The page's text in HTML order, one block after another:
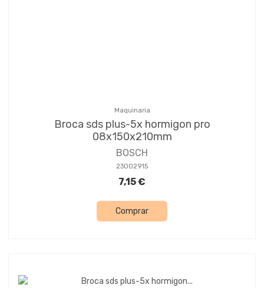
Maquinaria
Broca sds plus-5x hormigon pro
08x150x210mm
BOSCH
23002915
7,15 €
Comprar